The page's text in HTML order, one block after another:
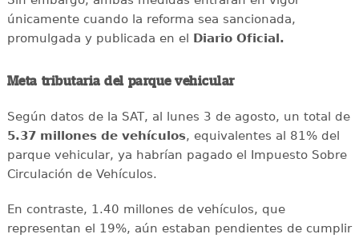
únicamente cuando la reforma sea sancionada,
promulgada y publicada en el
Diario Oficial.
Meta tributaria del parque vehicular
Según datos de la SAT, al lunes 3 de agosto, un total de
5.37 millones de vehículos, equivalentes al 81% del
parque vehicular, ya habrían pagado el Impuesto Sobre
Circulación de Vehículos.
En contraste, 1.40 millones de vehículos, que
representan el 19%, aún estaban pendientes de cumplir